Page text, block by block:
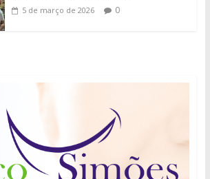
5 de março de 2026 0